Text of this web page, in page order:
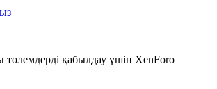
қабылдау үшін XenForo